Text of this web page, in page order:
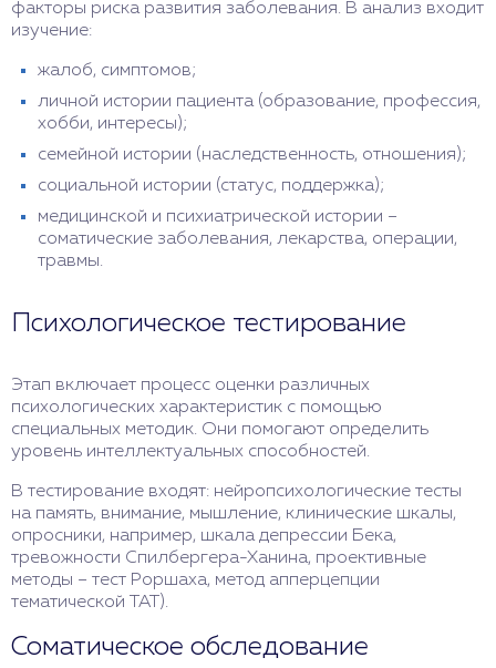
факторы риска развития заболевания. В анализ входит
изучение:
жалоб, симптомов;
личной истории пациента (образование, профессия,
хобби, интересы);
семейной истории (наследственность, отношения);
социальной истории (статус, поддержка);
медицинской и психиатрической истории –
соматические заболевания, лекарства, операции,
травмы.
Психологическое тестирование
Этап включает процесс оценки различных
психологических характеристик с помощью
специальных методик. Они помогают определить
уровень интеллектуальных способностей.
В тестирование входят: нейропсихологические тесты
на память, внимание, мышление, клинические шкалы,
опросники, например, шкала депрессии Бека,
тревожности Спилбергера-Ханина, проективные
методы – тест Роршаха, метод апперцепции
тематической ТАТ).
Соматическое обследование